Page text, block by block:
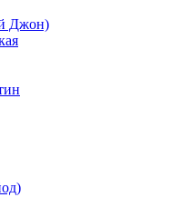
Джон)